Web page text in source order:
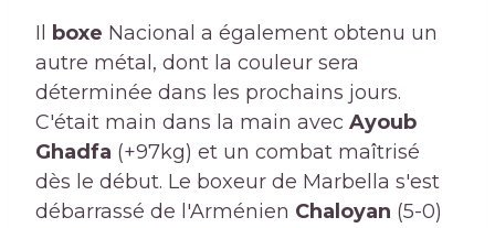
Il boxe Nacional a également obtenu un
autre métal, dont la couleur sera
déterminée dans les prochains jours.
C'était main dans la main avec Ayoub
Ghadfa (+97kg) et un combat maîtrisé
dès le début. Le boxeur de Marbella s'est
débarrassé de l'Arménien Chaloyan (5-0)